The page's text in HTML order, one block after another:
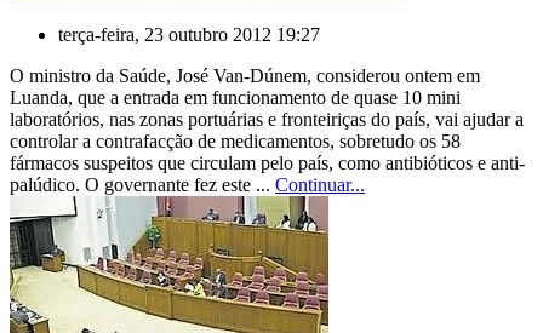
terça-feira, 23 outubro 2012 19:27
O ministro da Saúde, José Van-Dúnem, considerou ontem em
Luanda, que a entrada em funcionamento de quase 10 mini
laboratórios, nas zonas portuárias e fronteiriças do país, vai ajudar a
controlar a contrafacção de medicamentos, sobretudo os 58
fármacos suspeitos que circulam pelo país, como antibióticos e anti-
palúdico. O governante fez este ... Continuar...